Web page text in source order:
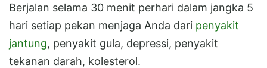
Berjalan selama 30 menit perhari dalam jangka 5
hari setiap pekan menjaga Anda dari penyakit
jantung, penyakit gula, depressi, penyakit
tekanan darah, kolesterol.